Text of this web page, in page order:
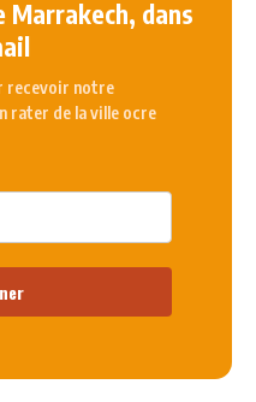
Marrakech, dans
recevoir notre
rater de la ville ocre